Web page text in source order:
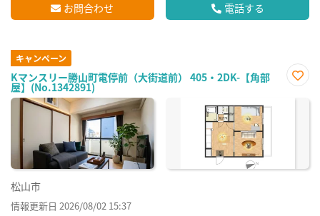
お問合わせ 電話する
キャンペーン
Kマンスリー勝山町電停前（大街道前） 405・2DK-【角部
屋】(No.1342891)
に入
松山市
情報更新日 2026/08/02 15:37